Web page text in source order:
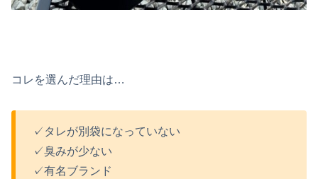
コレを選んだ理由は…
✓タレが別袋になっていない
✓臭みが少ない
✓有名ブランド